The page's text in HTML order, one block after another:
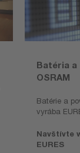
Batéria a
OSRAM
Batérie a
vyrába
Navštívte
EURES